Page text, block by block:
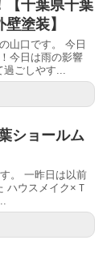
【千葉県千葉
塗装】
山口です。 今日
今日は雨の影響
ごしやす...
ショールム
。 一昨日は以前
ハウスメイク×Ｔ